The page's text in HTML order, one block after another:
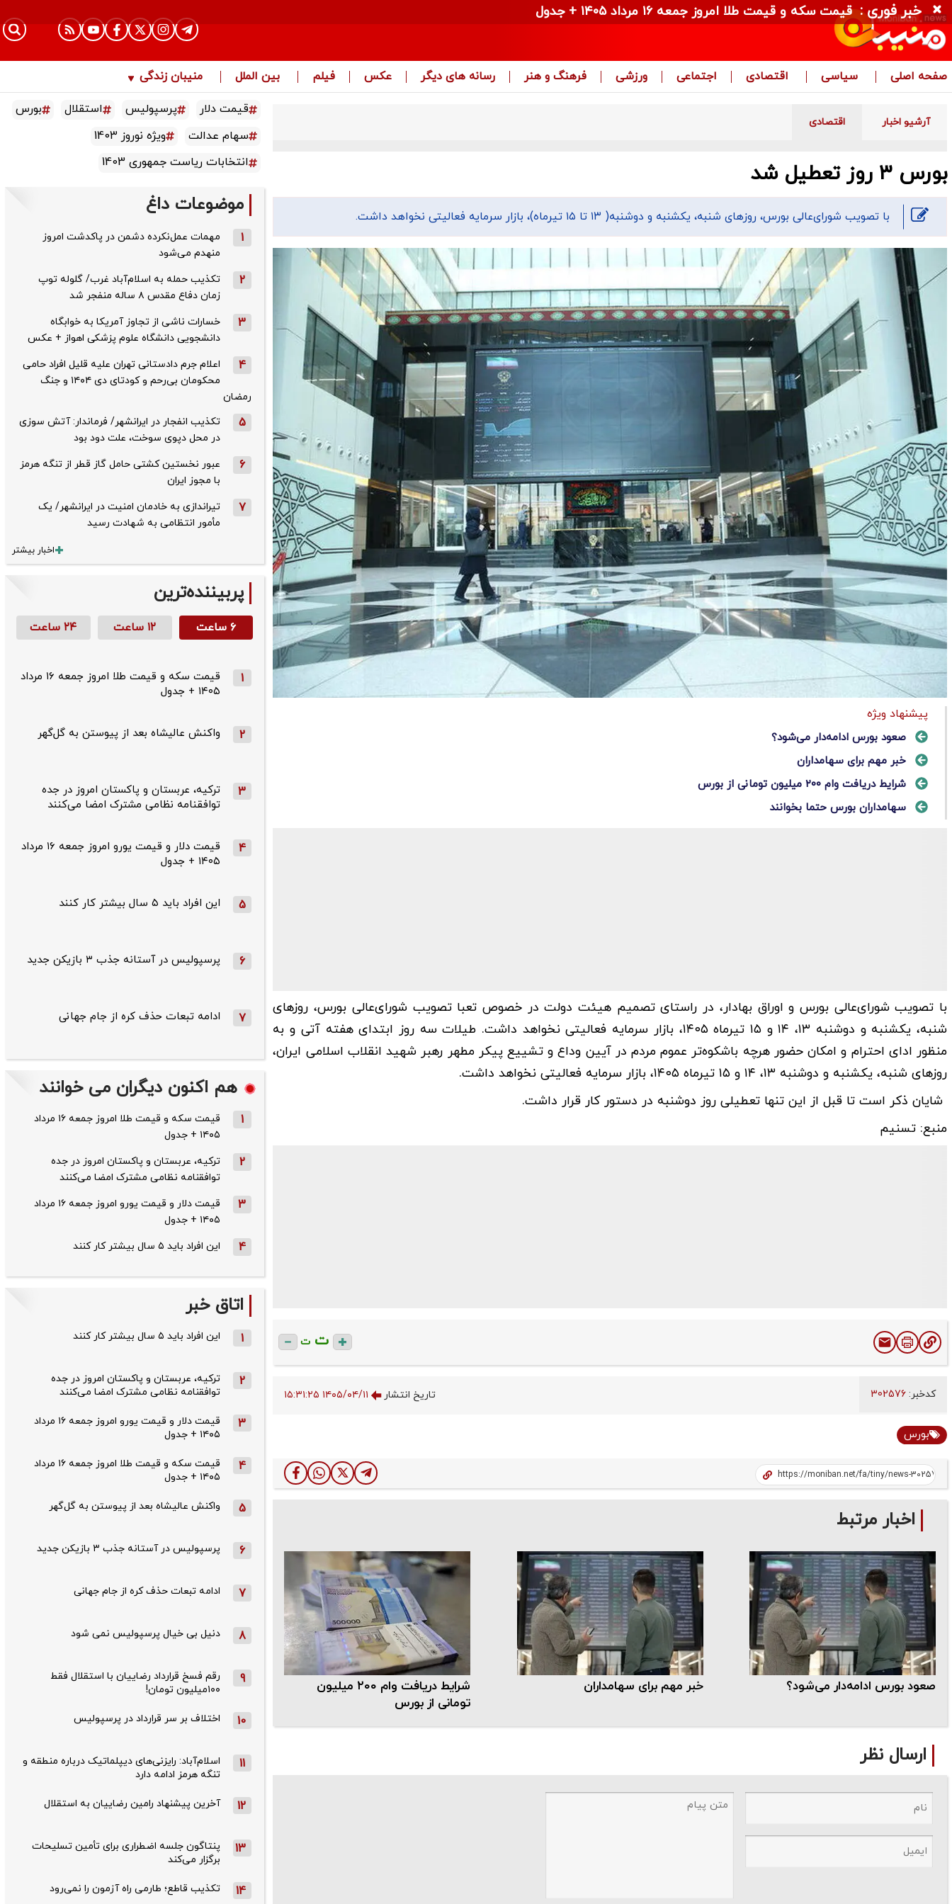
صفحه اصلی سیاسی اقتصادی اجتماعی ورزشی فرهنگ و هنر رسانه های دیگر عکس فیلم بین الملل منیبان زندگی
آرشیو اخبار اقتصادی
بورس ۳ روز تعطیل شد
با تصویب شورای‌عالی بورس، روزهای شنبه، یکشنبه و دوشنبه( ۱۳ تا ۱۵ تیرماه)، بازار سرمایه فعالیتی نخواهد داشت.
پیشنهاد ویژه
صعود بورس ادامه‌دار می‌شود؟
خبر مهم برای سهامداران
شرایط دریافت وام ۲۰۰ میلیون تومانی از بورس
سهامداران بورس حتما بخوانند
با تصویب شورای‌عالی بورس و اوراق بهادار، در راستای تصمیم هیئت دولت در خصوص تعبا تصویب شورای‌عالی بورس، روز‌های
شنبه، یکشنبه و دوشنبه ۱۳، ۱۴ و ۱۵ تیرماه ۱۴۰۵، بازار سرمایه فعالیتی نخواهد داشت. طیلات سه روز ابتدای هفته آتی و به
منظور ادای احترام و امکان حضور هرچه باشکوه‌تر عموم مردم در آیین وداع و تشییع پیکر مطهر رهبر شهید انقلاب اسلامی ایران،
روز‌های شنبه، یکشنبه و دوشنبه ۱۳، ۱۴ و ۱۵ تیرماه ۱۴۰۵، بازار سرمایه فعالیتی نخواهد داشت.
شایان ذکر است تا قبل از این تنها تعطیلی روز دوشنبه در دستور کار قرار داشت.
منبع: تسنیم
ت ت
کدخبر: تاریخ انتشار ۱۴۰۵/۰۴/۱۱ ۱۵:۳۱:۲۵
بورس
اخبار مرتبط
صعود بورس ادامه‌دار می‌شود؟ خبر مهم برای سهامداران
شرایط دریافت وام ۲۰۰ میلیون
تومانی از بورس
ارسال نظر
قیمت دلار پرسپولیس استقلال
بورس
سهام عدالت
ویژه نوروز 1403
انتخابات ریاست جمهوری 1403
موضوعات داغ
1
مهمات عمل‌نکرده دشمن در پاکدشت امروز
منهدم می‌شود
2
تکذیب حمله به اسلام‌آباد غرب/ گلوله توپ
زمان دفاع مقدس ۸ ساله منفجر شد
3
خسارات ناشی از تجاوز آمریکا به خوابگاه
دانشجویی دانشگاه علوم پزشکی اهواز + عکس
4
اعلام جرم دادستانی تهران علیه قلیل افراد حامی
محکومان بی‌رحم و کودتای دی‌ ۱۴۰۴ و جنگ
رمضان
5
تکذیب ‌انفجار در ایرانشهر/ فرماندار: آتش سوزی
در محل دپوی سوخت، علت دود بود
6
عبور نخستین کشتی حامل گاز قطر از تنگه هرمز
با مجوز ایران
7
تیراندازی به خادمان امنیت در ایرانشهر/ یک
مأمور انتظامی به شهادت رسید
اخبار بیشتر
پربیننده‌ترین
۶ ساعت ۱۲ ساعت ۲۴ ساعت
1
قیمت سکه و قیمت طلا امروز جمعه ۱۶ مرداد
۱۴۰۵ + جدول
2 واکنش عالیشاه بعد از پیوستن به گل‌گهر
3
ترکیه، عربستان و پاکستان امروز در جده
توافقنامه نظامی مشترک امضا می‌کنند
4
قیمت دلار و قیمت یورو امروز جمعه ۱۶ مرداد
۱۴۰۵ + جدول
5 این افراد باید ۵ سال بیشتر کار کنند
6 پرسپولیس در آستانه جذب ۳ بازیکن جدید
7 ادامه تبعات حذف کره از جام جهانی
هم اکنون دیگران می خوانند
1
قیمت سکه و قیمت طلا امروز جمعه ۱۶ مرداد
۱۴۰۵ + جدول
2
ترکیه، عربستان و پاکستان امروز در جده
توافقنامه نظامی مشترک امضا می‌کنند
3
قیمت دلار و قیمت یورو امروز جمعه ۱۶ مرداد
۱۴۰۵ + جدول
4 این افراد باید ۵ سال بیشتر کار کنند
اتاق خبر
1 این افراد باید ۵ سال بیشتر کار کنند
2
ترکیه، عربستان و پاکستان امروز در جده
توافقنامه نظامی مشترک امضا می‌کنند
3
قیمت دلار و قیمت یورو امروز جمعه ۱۶ مرداد
۱۴۰۵ + جدول
4
قیمت سکه و قیمت طلا امروز جمعه ۱۶ مرداد
۱۴۰۵ + جدول
5 واکنش عالیشاه بعد از پیوستن به گل‌گهر
6 پرسپولیس در آستانه جذب ۳ بازیکن جدید
7 ادامه تبعات حذف کره از جام جهانی
8 دنیل بی خیال پرسپولیس نمی شود
9
رقم فسخ قرارداد رضاییان با استقلال فقط
۱۰۰میلیون تومان!
10 اختلاف بر سر قرارداد در پرسپولیس
11
اسلام‌آباد: رایزنی‌های دیپلماتیک درباره منطقه و
تنگه هرمز ادامه دارد
12 آخرین پیشنهاد رامین رضاییان به استقلال
13
پنتاگون جلسه اضطراری برای تأمین تسلیحات
برگزار می‌کند
14 تکذیب قاطع؛‌ طارمی راه آزمون را نمی‌رود
خبر فوری : قیمت سکه و قیمت طلا امروز جمعه ۱۶ مرداد ۱۴۰۵ + جدول